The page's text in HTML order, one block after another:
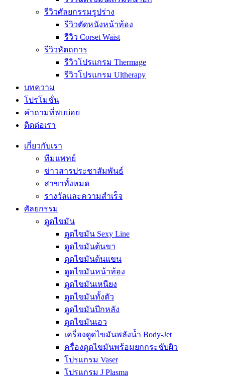
รีวิวศัลยกรรมรูปร่าง
รีวิวตัดหนังหน้าท้อง
รีวิว Corset Waist
รีวิวหัตถการ
รีวิวโปรแกรม Thermage
รีวิวโปรแกรม Ultherapy
บทความ
โปรโมชั่น
คำถามที่พบบ่อย
ติดต่อเรา
เกี่ยวกับเรา
ทีมแพทย์
ข่าวสารประชาสัมพันธ์
สาขาทั้งหมด
รางวัลและความสำเร็จ
ศัลยกรรม
ดูดไขมัน
ดูดไขมัน Sexy Line
ดูดไขมันต้นขา
ดูดไขมันต้นแขน
ดูดไขมันหน้าท้อง
ดูดไขมันเหนียง
ดูดไขมันทั้งตัว
ดูดไขมันปีกหลัง
ดูดไขมันเอว
เครื่องดูดไขมันพลังน้ำ Body-Jet
ครื่องดูดไขมันพร้อมยกกระชับผิว
โปรแกรม Vaser
โปรแกรม J Plasma